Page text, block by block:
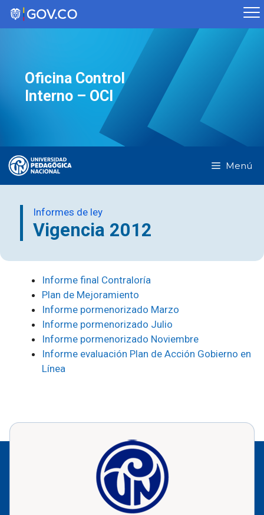
Saltar
Oficina Control
Interno – OCI
Menú
Informes de ley
Vigencia 2012
Informe final Contraloría
Plan de Mejoramiento
Informe pormenorizado Marzo
Informe pormenorizado Julio
Informe pormenorizado Noviembre
Informe evaluación Plan de Acción Gobierno en
Línea